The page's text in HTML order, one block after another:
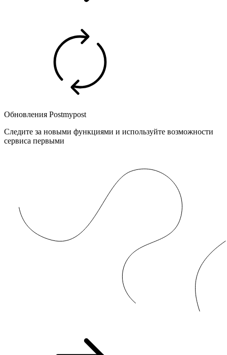
Обновления Postmypost
Следите за новыми функциями и используйте возможности
сервиса первыми